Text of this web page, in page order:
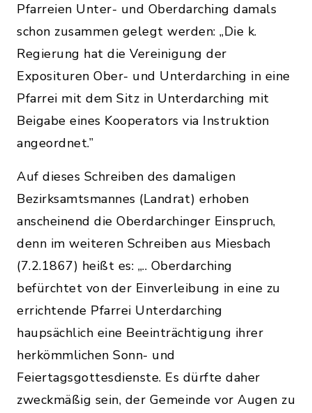
Pfarreien Unter- und Oberdarching damals
schon zusammen gelegt werden: „Die k.
Regierung hat die Vereinigung der
Exposituren Ober- und Unterdarching in eine
Pfarrei mit dem Sitz in Unterdarching mit
Beigabe eines Kooperators via Instruktion
angeordnet.”
Auf dieses Schreiben des damaligen
Bezirksamtsmannes (Landrat) erhoben
anscheinend die Oberdarchinger Einspruch,
denn im weiteren Schreiben aus Miesbach
(7.2.1867) heißt es: „.. Oberdarching
befürchtet von der Einverleibung in eine zu
errichtende Pfarrei Unterdarching
haupsächlich eine Beeinträchtigung ihrer
herkömmlichen Sonn- und
Feiertagsgottesdienste. Es dürfte daher
zweckmäßig sein, der Gemeinde vor Augen zu